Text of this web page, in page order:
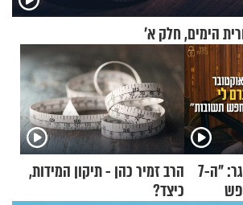
הימים, חלק א’
קוד פתוח | דניאל ברגר: "ה-7
הרב זמיר כהן - תיקון המידות,
כיצד?